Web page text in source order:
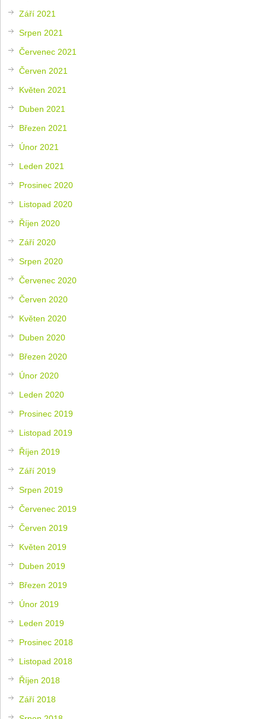
Září 2021
Srpen 2021
Červenec 2021
Červen 2021
Květen 2021
Duben 2021
Březen 2021
Únor 2021
Leden 2021
Prosinec 2020
Listopad 2020
Říjen 2020
Září 2020
Srpen 2020
Červenec 2020
Červen 2020
Květen 2020
Duben 2020
Březen 2020
Únor 2020
Leden 2020
Prosinec 2019
Listopad 2019
Říjen 2019
Září 2019
Srpen 2019
Červenec 2019
Červen 2019
Květen 2019
Duben 2019
Březen 2019
Únor 2019
Leden 2019
Prosinec 2018
Listopad 2018
Říjen 2018
Září 2018